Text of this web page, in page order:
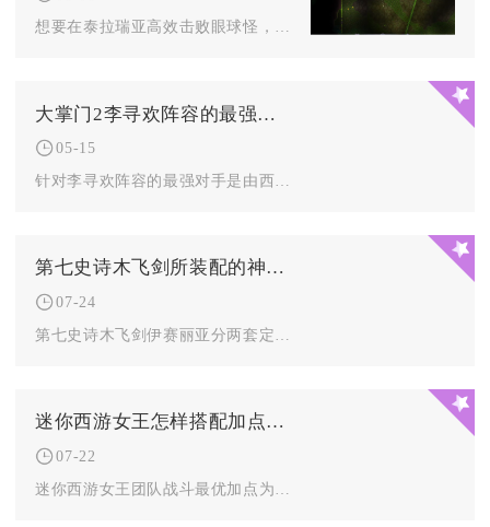
想要在泰拉瑞亚高效击败眼球怪，核心思路是搭建开阔战斗场地、搭...
大掌门2李寻欢阵容的最强对手是谁
05-15
针对李寻欢阵容的最强对手是由西门吹雪、叶孤城、邀月、怜星、无...
第七史诗木飞剑所装配的神器是什么
07-24
第七史诗木飞剑伊赛丽亚分两套定位配置，输出向毕业神器为星辰之...
迷你西游女王怎样搭配加点进行团队战斗
07-22
迷你西游女王团队战斗最优加点为宠幸点满、护盾次之、最后补神佑...